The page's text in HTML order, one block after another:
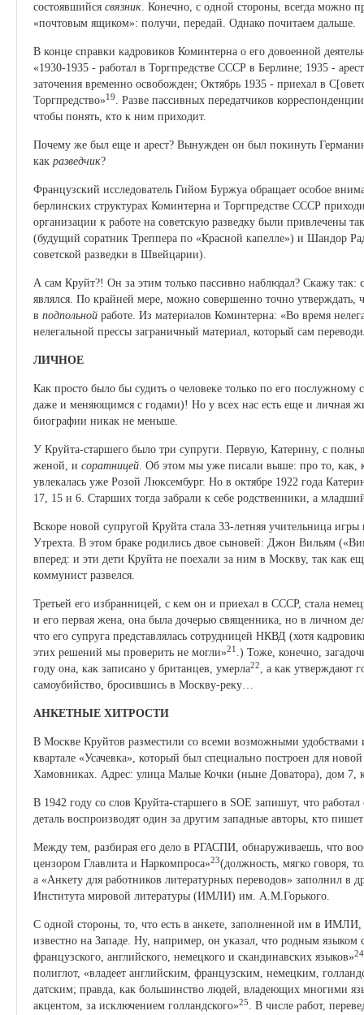
состоявшийся связник. Конечно, с одной стороны, всегда можно
«почтовым ящиком»: получи, передай. Однако почитаем дальше.
В конце справки кадровиков Коминтерна о его довоенной
«1930-1935 - работал в Торгпредстве СССР в Берлине; 1935 -
заточения временно освобожден; Октябрь 1935 - приехал в
Торгпредство»19. Разве пассивных передатчиков
чтобы понять, кто к ним приходит.
Почему же был еще и арест? Вынужден он был покинуть
как разведчик?
Французский исследователь Гийом Буржуа обращает особое
берлинских структурах Коминтерна и Торгпредстве СССР
организации к работе на советскую разведку были привлечены
(будущий соратник Треппера по «Красной капелле») и Шандор
советской разведки в Швейцарии).
А сам Круйт?! Он за этим только пассивно наблюдал? Скажу так:
являлся. По крайней мере, можно совершенно точно утверждать,
в подпольной работе. Из материалов Коминтерна: «Во время
нелегальной прессы заграничный материал, который сам
ЛИЧНОЕ
Как просто было бы судить о человеке только по его послужному
даже и меняющимся с годами)! Но у всех нас есть еще и личная
биографии никак не меньше.
У Круйта-старшего было три супруги. Первую, Катерину, с
женой, и соратницей. Об этом мы уже писали выше: про то, как,
увлекалась уже Розой Люксембург. Но в октябре 1922 года
17, 15 и 6. Старших тогда забрали к себе родственники, а
Вскоре новой супругой Круйта стала 33-летняя учительница
Утрехта. В этом браке родились двое сыновей: Джон Вильям
вперед: и эти дети Круйта не поехали за ним в Москву, так как
коммунист развелся.
Третьей его избранницей, с кем он и приехал в СССР, стала
и его первая жена, она была дочерью священника, но в личном
что его супруга представлялась сотрудницей НКВД (хотя
этих решений мы проверить не могли»21 .) Тоже, конечно,
году она, как записано у британцев, умерла22, а как утверждают
самоубийство, бросившись в Москву-реку…
АНКЕТНЫЕ ХИТРОСТИ
В Москве Круйтов разместили со всеми возможными
квартале «Усачевка», который был специально построен для
Хамовниках. Адрес: улица Малые Кочки (ныне Доватора), дом 7,
В 1942 году со слов Круйта-старшего в SOE запишут, что
деталь воспроизводят один за другим западные авторы, кто
Между тем, разбирая его дело в РГАСПИ, обнаруживаешь, что
цензором Главлита и Наркомпроса»23(должность, мягко говоря,
а «Анкету для работников литературных переводов» заполнил
Института мировой литературы (ИМЛИ) им. А.М.Горького.
С одной стороны, то, что есть в анкете, заполненной им в ИМЛИ,
известно на Западе. Ну, например, он указал, что родным языком
французского, английского, немецкого и скандинавских языков»24
полиглот, «владеет английским, французским, немецким,
датским; правда, как большинство людей, владеющих многими
акцентом, за исключением голландского»25. В числе работ,